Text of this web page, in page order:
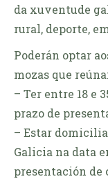
da xuventude
rural, deporte,
Poderán optar
mozas que
– Ter entre 18 e
prazo de
– Estar
Galicia na data
presentación de